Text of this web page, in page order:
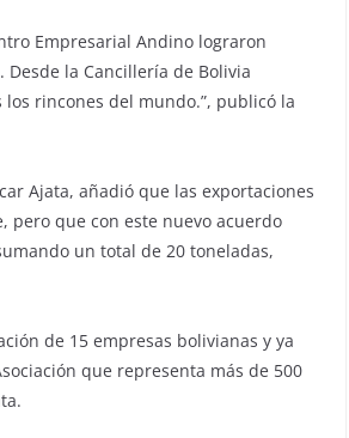
Empresarial Andino lograron
la Cancillería de Bolivia
rincones del mundo.”, publicó la
Ajata, añadió que las exportaciones
pero que con este nuevo acuerdo
un total de 20 toneladas,
de 15 empresas bolivianas y ya
que representa más de 500